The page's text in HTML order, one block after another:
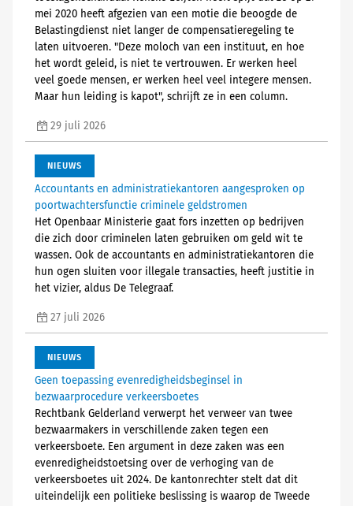
mei 2020 heeft afgezien van een motie die beoogde de
Belastingdienst niet langer de compensatieregeling te
laten uitvoeren. "Deze moloch van een instituut, en hoe
het wordt geleid, is niet te vertrouwen. Er werken heel
veel goede mensen, er werken heel veel integere mensen.
Maar hun leiding is kapot", schrijft ze in een column.
29 juli 2026
NIEUWS
Accountants en administratiekantoren aangesproken op
poortwachtersfunctie criminele geldstromen
Het Openbaar Ministerie gaat fors inzetten op bedrijven
die zich door criminelen laten gebruiken om geld wit te
wassen. Ook de accountants en administratiekantoren die
hun ogen sluiten voor illegale transacties, heeft justitie in
het vizier, aldus De Telegraaf.
27 juli 2026
NIEUWS
Geen toepassing evenredigheidsbeginsel in
bezwaarprocedure verkeersboetes
Rechtbank Gelderland verwerpt het verweer van twee
bezwaarmakers in verschillende zaken tegen een
verkeersboete. Een argument in deze zaken was een
evenredigheidstoetsing over de verhoging van de
verkeersboetes uit 2024. De kantonrechter stelt dat dit
uiteindelijk een politieke beslissing is waarop de Tweede